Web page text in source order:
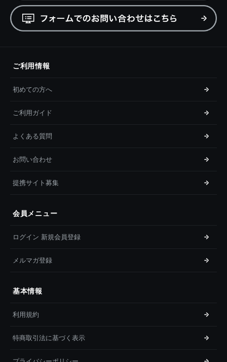
ご利用情報
初めての方へ
ご利用ガイド
よくある質問
お問い合わせ
提携サイト募集
会員メニュー
ログイン 新規会員登録
メルマガ登録
基本情報
利用規約
特商取引法に基づく表示